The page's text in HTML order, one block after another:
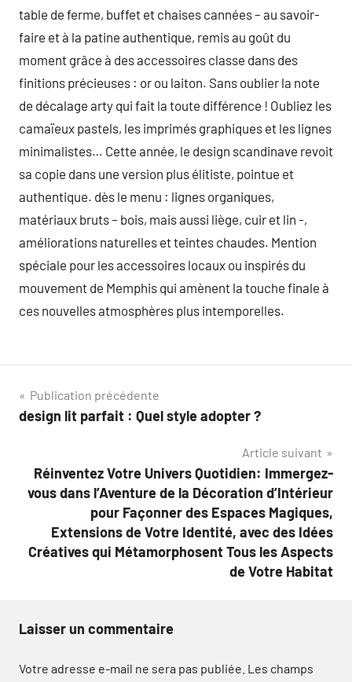
table de ferme, buffet et chaises cannées – au savoir-
faire et à la patine authentique, remis au goût du
moment grâce à des accessoires classe dans des
finitions précieuses : or ou laiton. Sans oublier la note
de décalage arty qui fait la toute différence ! Oubliez les
camaïeux pastels, les imprimés graphiques et les lignes
minimalistes… Cette année, le design scandinave revoit
sa copie dans une version plus élitiste, pointue et
authentique. dès le menu : lignes organiques,
matériaux bruts – bois, mais aussi liège, cuir et lin -,
améliorations naturelles et teintes chaudes. Mention
spéciale pour les accessoires locaux ou inspirés du
mouvement de Memphis qui amènent la touche finale à
ces nouvelles atmosphères plus intemporelles.
Navigation
de
Publication précédente
design lit parfait : Quel style adopter ?
Article suivant
Réinventez Votre Univers Quotidien: Immergez-
vous dans l’Aventure de la Décoration d’Intérieur
pour Façonner des Espaces Magiques,
Extensions de Votre Identité, avec des Idées
Créatives qui Métamorphosent Tous les Aspects
de Votre Habitat
Laisser un commentaire
Votre adresse e-mail ne sera pas publiée. Les champs